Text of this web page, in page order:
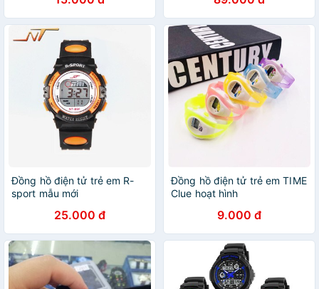
Đồng hồ điện tử trẻ em R-
sport mẫu mới
25.000 đ
Đồng hồ điện tử trẻ em TIME
Clue hoạt hình
9.000 đ